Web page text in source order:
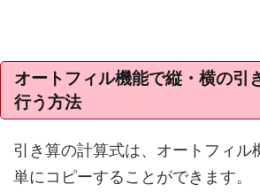
オートフィル機能で縦・横の引
行う方法
引き算の計算式は、オートフィル
単にコピーすることができます。